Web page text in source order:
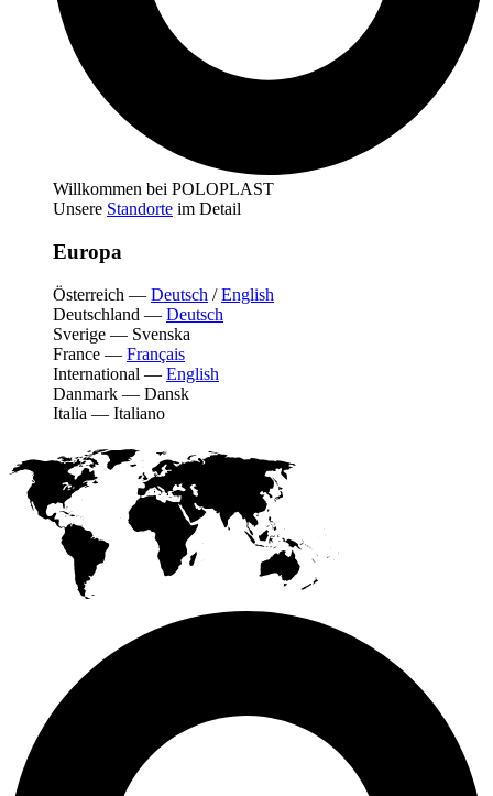
Willkommen bei POLOPLAST
Unsere Standorte im Detail
Europa
Österreich — Deutsch /English
Deutschland — Deutsch
Sverige — Svenska
France — Français
International — English
Danmark — Dansk
Italia — Italiano